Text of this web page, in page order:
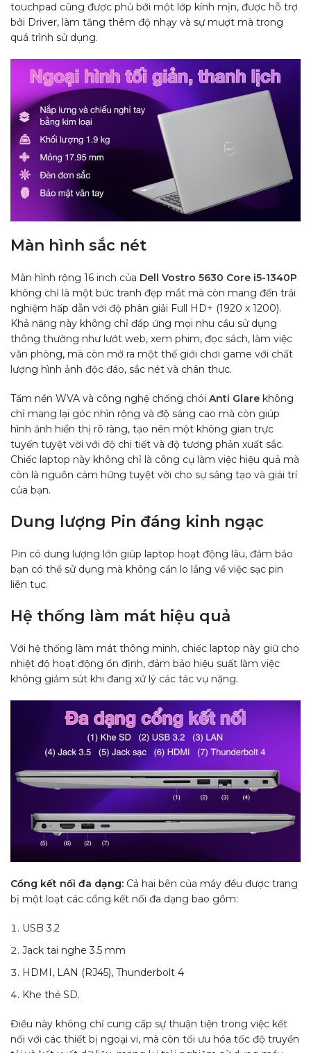
touchpad cũng được phủ bởi một lớp kính mịn, được hỗ trợ
bởi Driver, làm tăng thêm độ nhạy và sự mượt mà trong
quá trình sử dụng.
Màn hình sắc nét
Màn hình rộng 16 inch của Dell Vostro 5630 Core i5-1340P
không chỉ là một bức tranh đẹp mắt mà còn mang đến trải
nghiệm hấp dẫn với độ phân giải Full HD+ (1920 x 1200).
Khả năng này không chỉ đáp ứng mọi nhu cầu sử dụng
thông thường như lướt web, xem phim, đọc sách, làm việc
văn phòng, mà còn mở ra một thế giới chơi game với chất
lượng hình ảnh độc đáo, sắc nét và chân thực.
Tấm nền WVA và công nghệ chống chói Anti Glare không
chỉ mang lại góc nhìn rộng và độ sáng cao mà còn giúp
hình ảnh hiển thị rõ ràng, tạo nên một không gian trực
tuyến tuyệt vời với độ chi tiết và độ tương phản xuất sắc.
Chiếc laptop này không chỉ là công cụ làm việc hiệu quả mà
còn là nguồn cảm hứng tuyệt vời cho sự sáng tạo và giải trí
của bạn.
Dung lượng Pin đáng kinh ngạc
Pin có dung lượng lớn giúp laptop hoạt động lâu, đảm bảo
bạn có thể sử dụng mà không cần lo lắng về việc sạc pin
liên tục.
Hệ thống làm mát hiệu quả
Với hệ thống làm mát thông minh, chiếc laptop này giữ cho
nhiệt độ hoạt động ổn định, đảm bảo hiệu suất làm việc
không giảm sút khi đang xử lý các tác vụ nặng.
Cổng kết nối đa dạng: Cả hai bên của máy đều được trang
bị một loạt các cổng kết nối đa dạng bao gồm:
USB 3.2
Jack tai nghe 3.5 mm
HDMI, LAN (RJ45), Thunderbolt 4
Khe thẻ SD.
Điều này không chỉ cung cấp sự thuận tiện trong việc kết
nối với các thiết bị ngoại vi, mà còn tối ưu hóa tốc độ truyền